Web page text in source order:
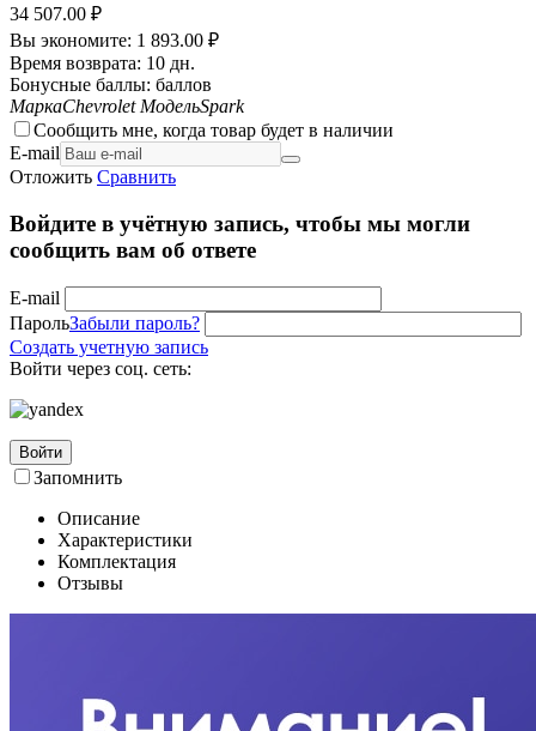
34 507.00 ₽
Вы экономите: 1 893.00 ₽
Время возврата: 10 дн.
Бонусные баллы: баллов
МаркаChevrolet МодельSpark
Сообщить мне, когда товар будет в наличии
E-mail
Отложить Сравнить
Войдите в учётную запись, чтобы мы могли
сообщить вам об ответе
E-mail
ПарольЗабыли пароль?
Создать учетную запись
Войти через соц. сеть:
Войти
Запомнить
Описание
Характеристики
Комплектация
Отзывы